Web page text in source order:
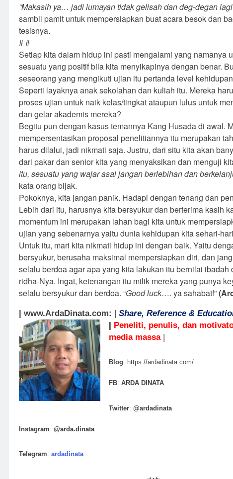
“Makasih ya… jadi lumayan tidak gelisah dan deg-degan
sambil pamit untuk mempersiapkan buat acara besok dan
tesisnya.
# #
Setiap kita dalam hidup ini pasti mengalami yang namanya
sesuatu yang positif bila kita menyikapinya dengan benar.
seseorang yang mengikuti ujian itu pertanda level
Seperti layaknya anak sekolahan dan kuliah itu. Mereka
proses ujian untuk naik kelas/tingkat ataupun lulus untuk
dan gelar akademis mereka?
Begitu pun dengan kasus temannya Kang Husada di awal.
mempersentasikan proposal penelitiannya itu merupakan
harus dilalui, jadi nikmati saja. Justru, dari situ kita akan
dari pakar dan senior kita yang menyaksikan dan menguji
itu, sesuatu yang wajar asal jangan berlebihan dan
kata orang bijak.
Pokoknya, kita jangan panik. Hadapi dengan tenang dan
Lebih dari itu, harusnya kita bersyukur dan berterima kasih
momentum ini merupakan lahan bagi kita untuk
ujian yang sebenarnya yaitu dunia kehidupan kita sehari-
Untuk itu, mari kita nikmati hidup ini dengan baik. Yaitu
bersyukur, berusaha maksimal mempersiapkan diri, dan
selalu berdoa agar apa yang kita lakukan itu bernilai ibadah
ridha-Nya. Ingat, ketenangan itu milik mereka yang punya
selalu bersyukur dan berdoa. “Good luck…. ya sahabat!”
| www.ArdaDinata.com: | Share, Reference &
| Peneliti, penulis, dan
media massa|
Blog: https://ardadinata.com/
FB: ARDA DINATA
Twitter: @ardadinata
Instagram: @arda.dinata
Telegram: ardadinata